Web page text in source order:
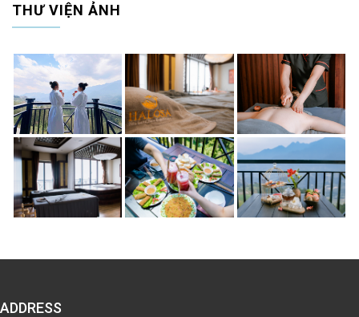
THƯ VIỆN ẢNH
ADDRESS